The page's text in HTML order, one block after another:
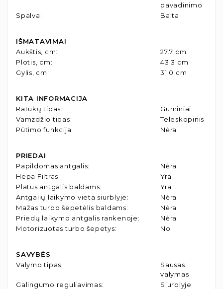
pavadinimo
Spalva: Balta
IŠMATAVIMAI
Aukštis, cm:
27.7 cm
Plotis, cm:
43.3 cm
Gylis, cm: 31.0 cm
KITA INFORMACIJA
Ratukų tipas:
Guminiai
Vamzdžio tipas:
Teleskopinis
Pūtimo funkcija: Nėra
PRIEDAI
Papildomas antgalis:
Nėra
Hepa Filtras:
Yra
Platus antgalis baldams:
Yra
Antgalių laikymo vieta siurblyje:
Nėra
Mažas turbo šepetėlis baldams:
Nėra
Priedų laikymo antgalis rankenoje:
Nėra
Motorizuotas turbo šepetys: No
SAVYBĖS
Valymo tipas:
Sausas
valymas
Galingumo reguliavimas:
Siurblyje